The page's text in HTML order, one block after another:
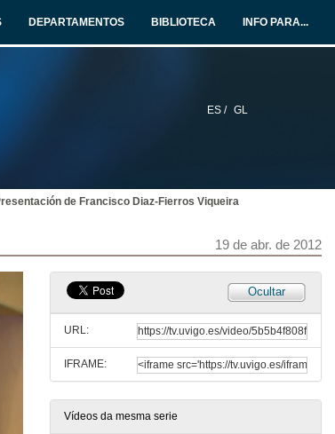
DEPARTAMENTOS BIBLIOTECA INFO PARA...
ES / GL
de Francisco Diaz-Fierros Viqueira
19 de abr. de 2012
Ocultar
URL:
IFRAME:
Vídeos da mesma serie